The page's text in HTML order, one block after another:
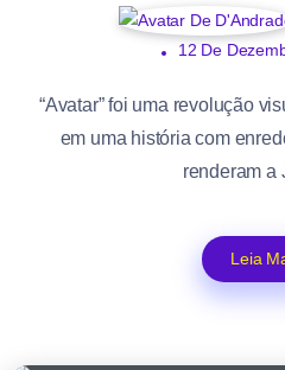
12 De
“Avatar” foi uma revolução
em uma história com
renderam a
Leia